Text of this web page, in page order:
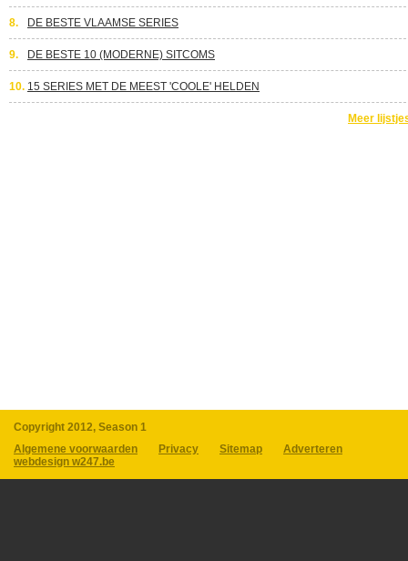
8. DE BESTE VLAAMSE SERIES
9. DE BESTE 10 (MODERNE) SITCOMS
10. 15 SERIES MET DE MEEST 'COOLE' HELDEN
Meer
Copyright 2012, Season 1
Algemene voorwaarden
Privacy Sitemap
Adverteren
webdesign w247.be